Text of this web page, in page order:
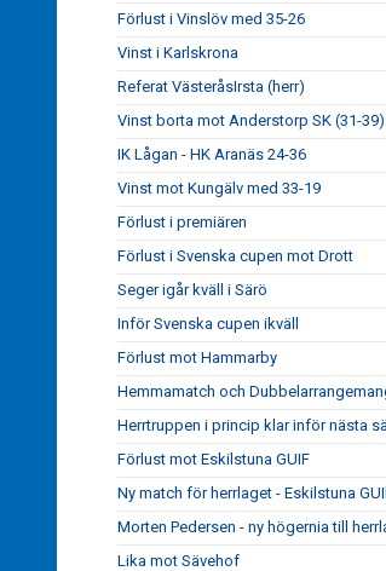
Förlust i Vinslöv med 35-26
Vinst i Karlskrona
Referat VästeråsIrsta (herr)
Vinst borta mot Anderstorp SK (31-39)
IK Lågan - HK Aranäs 24-36
Vinst mot Kungälv med 33-19
Förlust i premiären
Förlust i Svenska cupen mot Drott
Seger igår kväll i Särö
Inför Svenska cupen ikväll
Förlust mot Hammarby
Hemmamatch och
Herrtruppen i princip klar inför nästa
Förlust mot Eskilstuna GUIF
Ny match för herrlaget - Eskilstuna
Morten Pedersen - ny högernia till
Lika mot Sävehof